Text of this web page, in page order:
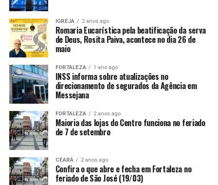
IGREJA 2 anos ago
Romaria Eucarística pela beatificação da serva
de Deus, Rosita Paiva, acontece no dia 26 de
maio
FORTALEZA 1 ano ago
INSS informa sobre atualizações no
direcionamento de segurados da Agência em
Messejana
FORTALEZA 2 anos ago
Maioria das lojas do Centro funciona no feriado
de 7 de setembro
CEARÁ 2 anos ago
Confira o que abre e fecha em Fortaleza no
feriado de São José (19/03)